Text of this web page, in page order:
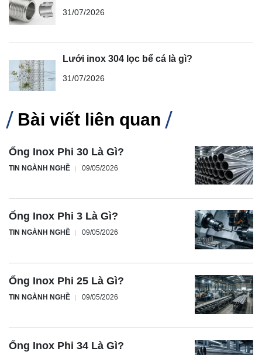
31/07/2026
Lưới inox 304 lọc bể cá là gì?
31/07/2026
Bài viết liên quan
Ống Inox Phi 30 Là Gì?
TIN NGÀNH NGHỀ 09/05/2026
Ống Inox Phi 3 Là Gì?
TIN NGÀNH NGHỀ 09/05/2026
Ống Inox Phi 25 Là Gì?
TIN NGÀNH NGHỀ 09/05/2026
Ống Inox Phi 34 Là Gì?